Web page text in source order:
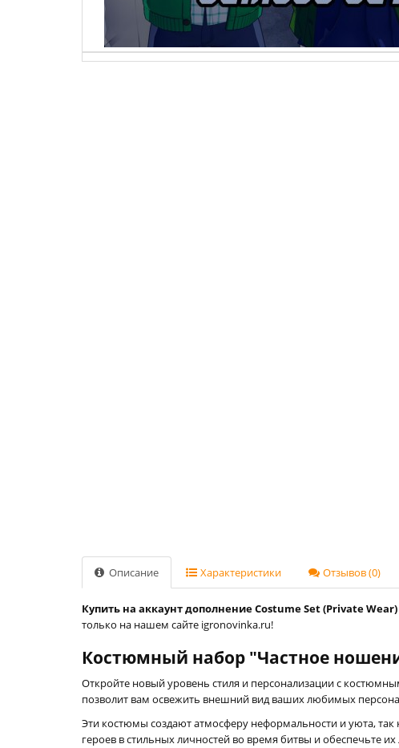
Описание Характеристики Отзывов (0)
Купить на аккаунт дополнение Costume Set (Private Wear)
только на нашем сайте igronovinka.ru!
Костюмный набор "Частное
Откройте новый уровень стиля и персонализации с
позволит вам освежить внешний вид ваших любимых
Эти костюмы создают атмосферу неформальности и уюта,
героев в стильных личностей во время битвы и обеспечьте